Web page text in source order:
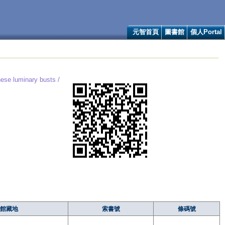
元智首頁 圖書館 個人Portal
luminary busts /
館藏地 索書號 條碼號